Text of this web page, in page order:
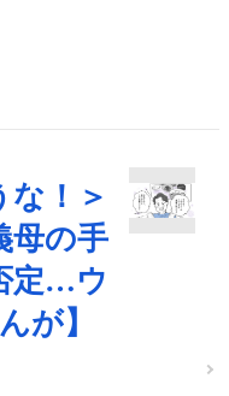
な！＞
母の手
定…ウ
が】